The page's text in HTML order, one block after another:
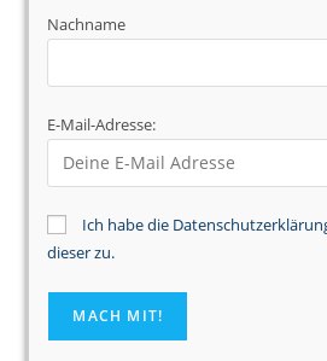
Nachname
E-Mail-Adresse:
Ich habe die
dieser zu.